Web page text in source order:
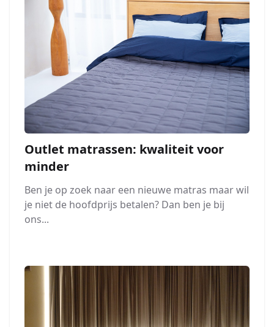
Outlet matrassen: kwaliteit voor
minder
Ben je op zoek naar een nieuwe matras maar wil
je niet de hoofdprijs betalen? Dan ben je bij
ons...